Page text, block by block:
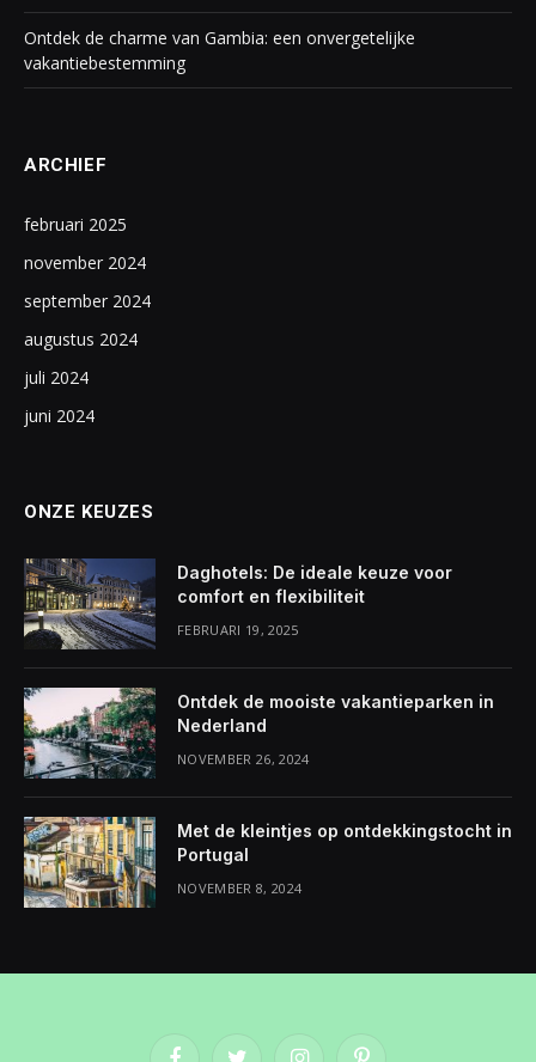
Ontdek de charme van Gambia: een onvergetelijke
vakantiebestemming
ARCHIEF
februari 2025
november 2024
september 2024
augustus 2024
juli 2024
juni 2024
ONZE KEUZES
Daghotels: De ideale keuze voor
comfort en flexibiliteit
FEBRUARI 19, 2025
Ontdek de mooiste vakantieparken in
Nederland
NOVEMBER 26, 2024
Met de kleintjes op ontdekkingstocht in
Portugal
NOVEMBER 8, 2024